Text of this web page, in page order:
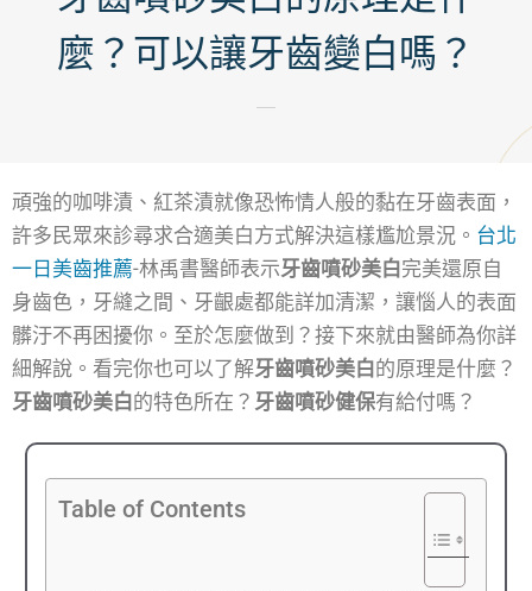
麼？可以讓牙齒變白嗎？
頑強的咖啡漬、紅茶漬就像恐怖情人般的黏在牙齒表面，
許多民眾來診尋求合適美白方式解決這樣尷尬景況。 台北
一日美齒推薦-林禹書醫師表示牙齒噴砂美白完美還原自
身齒色，牙縫之間、牙齦處都能詳加清潔，讓惱人的表面
髒汙不再困擾你。至於怎麼做到？接下來就由醫師為你詳
細解說。看完你也可以了解牙齒噴砂美白的原理是什麼？
牙齒噴砂美白的特色所在？ 牙齒噴砂健保有給付嗎？
Table of Contents